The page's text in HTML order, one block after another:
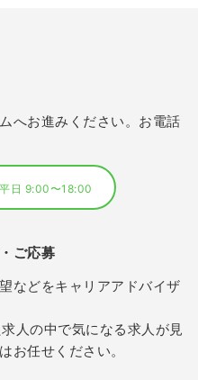
へお進みください。お電話
平日 9:00〜18:00
ご応募
などをキャリアアドバイザ
人の中で気になる求人が見
お任せください。